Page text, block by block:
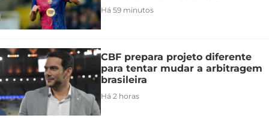
Há 59 minutos
CBF prepara projeto diferente
para tentar mudar a arbitragem
brasileira
Há 2 horas